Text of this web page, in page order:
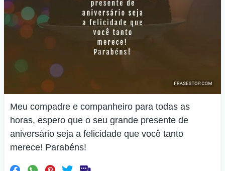
Meu compadre e companheiro para todas as
horas, espero que o seu grande presente de
aniversário seja a felicidade que você tanto
merece! Parabéns!